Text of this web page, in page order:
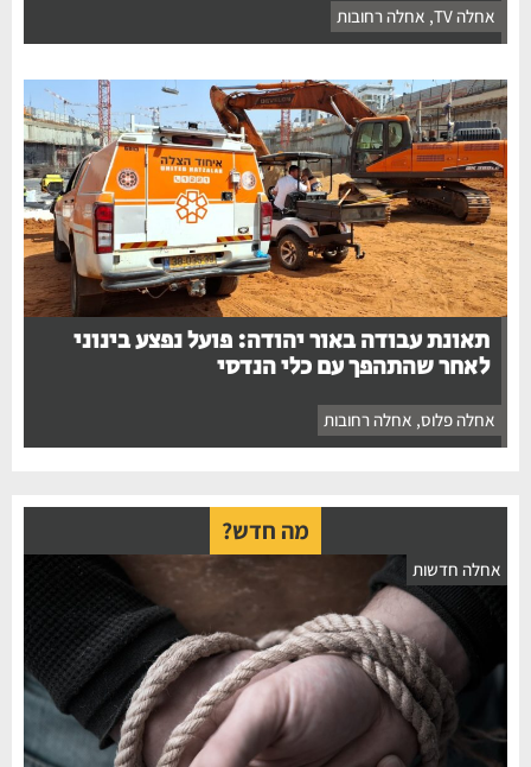
אחלה TV , אחלה רחובות
תאונת עבודה באור יהודה: פועל נפצע בינוני
לאחר שהתהפך עם כלי הנדסי
אחלה פלוס, אחלה רחובות
מה חדש?
אחלה חדשות